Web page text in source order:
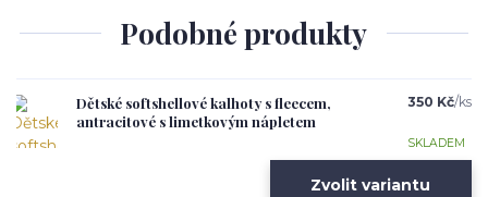
Podobné produkty
Dětské softshellové kalhoty s fleecem,
antracitové s limetkovým nápletem
350 Kč/ks
SKLADEM
Zvolit variantu